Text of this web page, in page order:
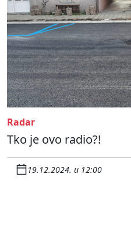
Radar
Tko je ovo radio?!
19.12.2024. u 12:00